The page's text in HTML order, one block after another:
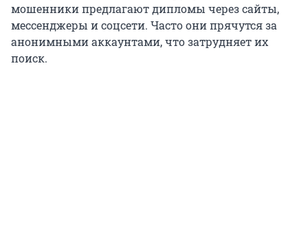
мошенники предлагают дипломы через сайты,
мессенджеры и соцсети. Часто они прячутся за
анонимными аккаунтами, что затрудняет их
поиск.